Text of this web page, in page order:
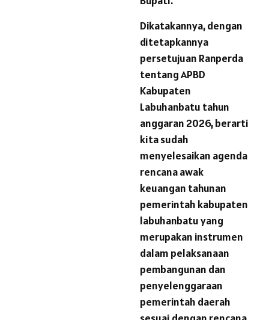
Dikatakannya, dengan
ditetapkannya
persetujuan Ranperda
tentang APBD
Kabupaten
Labuhanbatu tahun
anggaran 2026, berarti
kita sudah
menyelesaikan agenda
rencana awak
keuangan tahunan
pemerintah kabupaten
labuhanbatu yang
merupakan instrumen
dalam pelaksanaan
pembangunan dan
penyelenggaraan
pemerintah daerah